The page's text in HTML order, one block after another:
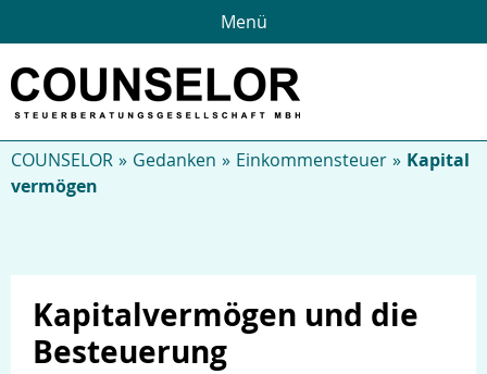
Menü
COUNSELOR Gedanken Einkommensteuer
Kapital
vermögen
Kapitalvermögen und die
Besteuerung